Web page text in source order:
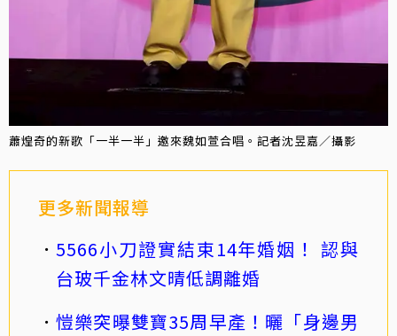
蕭煌奇的新歌「一半一半」邀來魏如萱合唱。記者沈昱嘉／攝影
更多新聞報導
5566小刀證實結束14年婚姻！ 認與
台玻千金林文晴低調離婚
愷樂突曝雙寶35周早產！曬「身邊男